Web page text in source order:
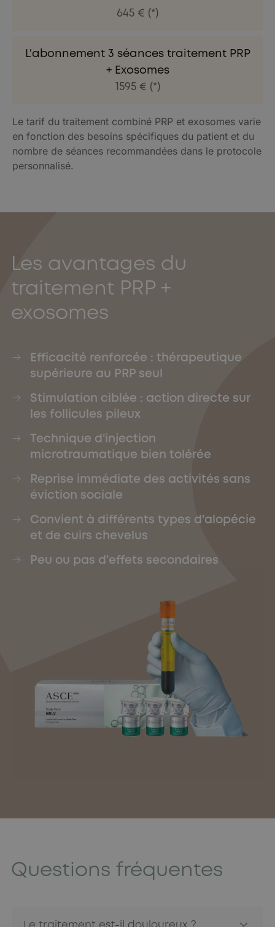
645 € (*)
L'abonnement 3 séances traitement PRP
+ Exosomes
1595 € (*)
Le tarif du traitement combiné PRP et exosomes varie
en fonction des besoins spécifiques du patient et du
nombre de séances recommandées dans le protocole
personnalisé.
Les avantages du
traitement PRP +
exosomes
Efficacité renforcée : thérapeutique
supérieure au PRP seul
Stimulation ciblée : action directe sur
les follicules pileux
Technique d'injection
microtraumatique bien tolérée
Reprise immédiate des activités sans
éviction sociale
Convient à différents types d'alopécie
et de cuirs chevelus
Peu ou pas d'effets secondaires
Questions fréquentes